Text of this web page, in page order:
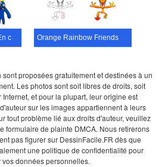
proposées gratuitement et destinées à un
Les photos sont soit libres de droits, soit
et pour la plupart, leur origine est
sur les images appartiennent à leurs
tout problème lié aux droits d'auteur, veuillez
formulaire de plainte DMCA. Nous retirerons
pas figurer sur DessinFacile.FR dès que
une politique de confidentialité pour
vos données personnelles.